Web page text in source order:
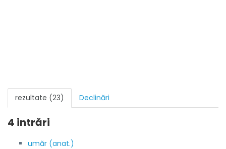
rezultate (23) Declinări
4 intrări
umăr (anat.)